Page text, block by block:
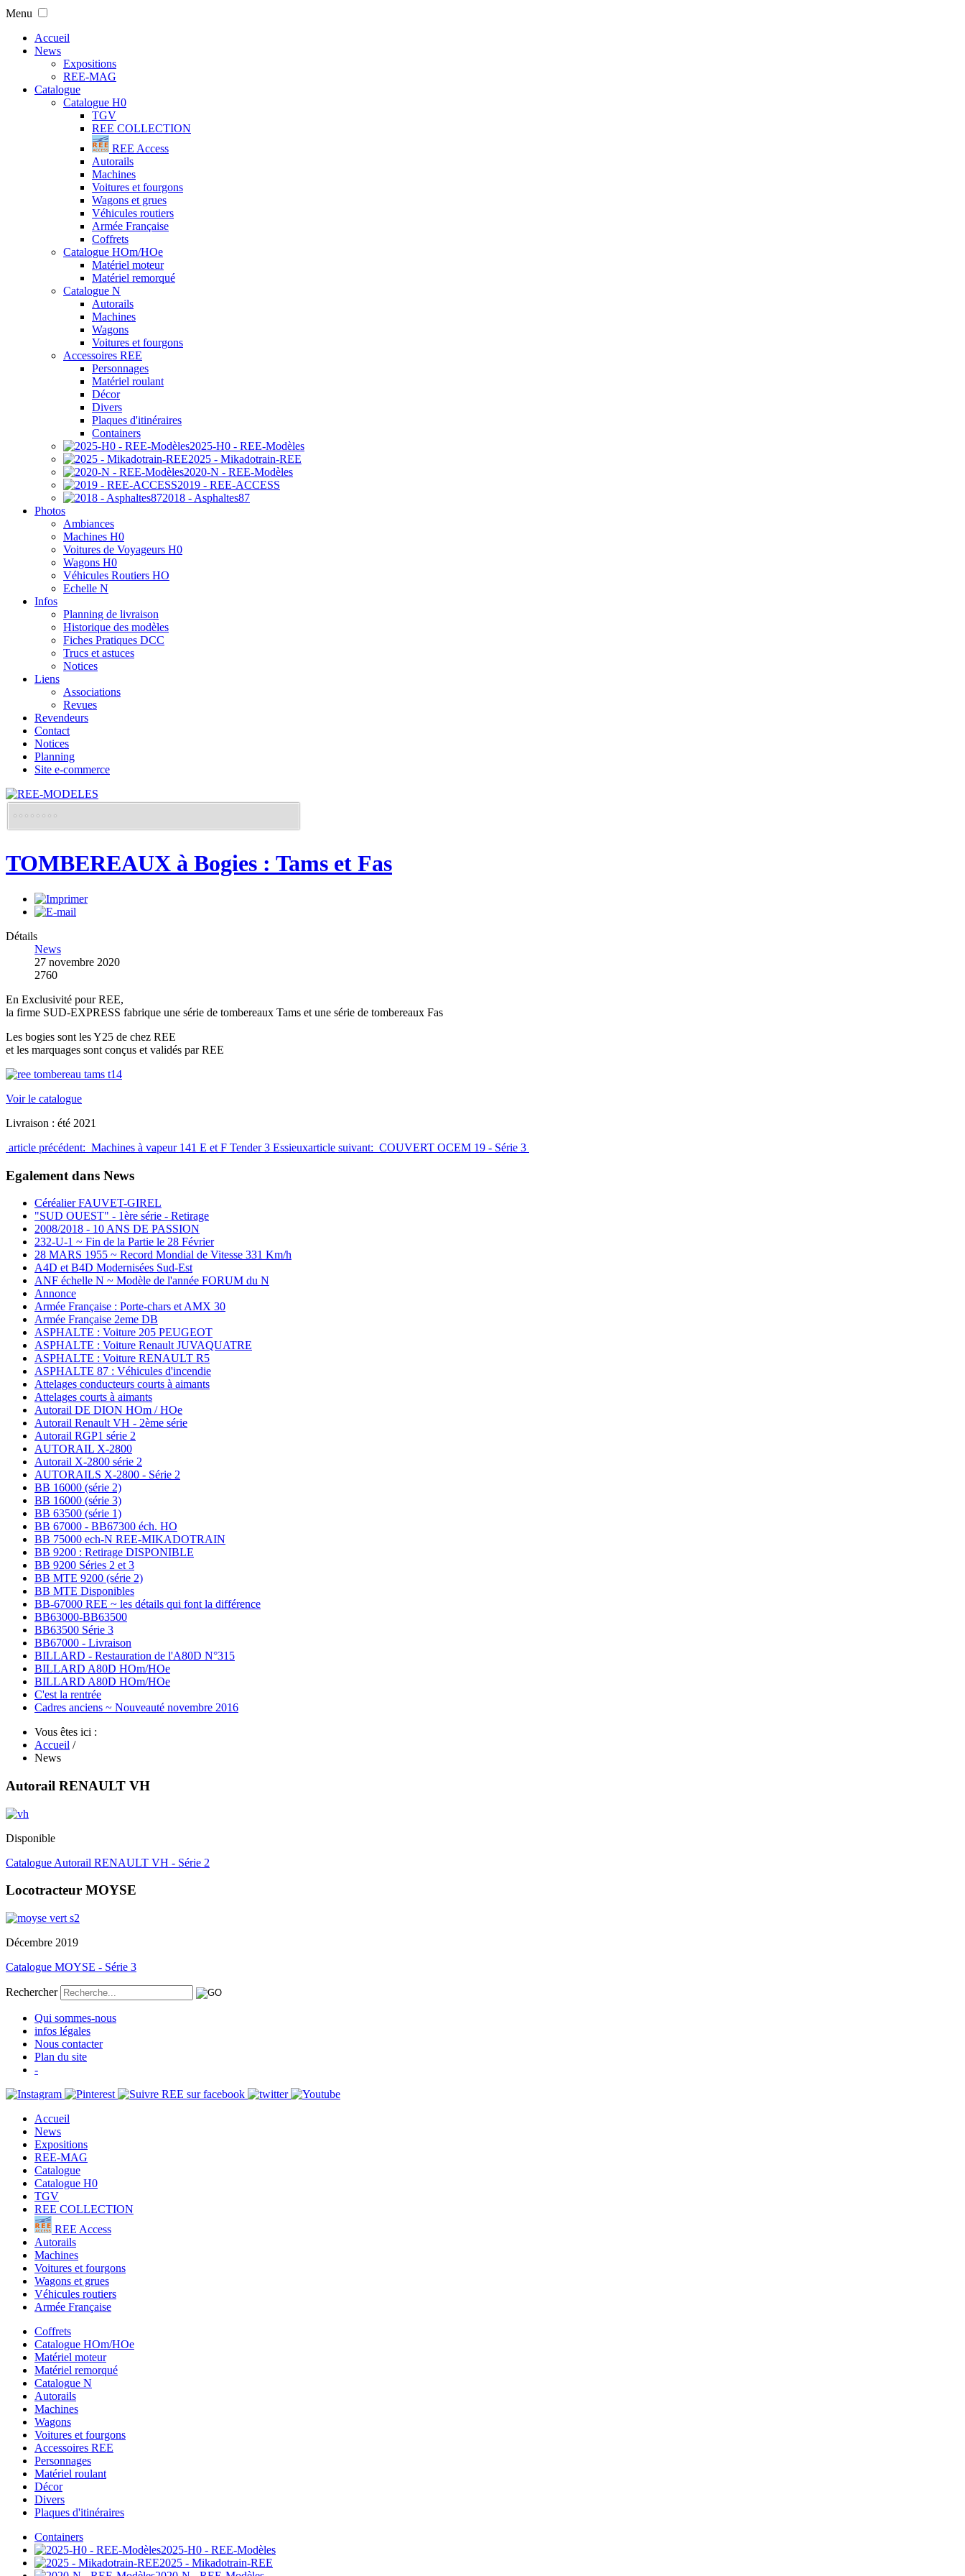
Menu
Accueil
News
Expositions
REE-MAG
Catalogue
Catalogue H0
TGV
REE COLLECTION
REE Access
Autorails
Machines
Voitures et fourgons
Wagons et grues
Véhicules routiers
Armée Française
Coffrets
Catalogue HOm/HOe
Matériel moteur
Matériel remorqué
Catalogue N
Autorails
Machines
Wagons
Voitures et fourgons
Accessoires REE
Personnages
Matériel roulant
Décor
Divers
Plaques d'itinéraires
Containers
2025-H0 - REE-Modèles
2025 - Mikadotrain-REE
2020-N - REE-Modèles
2019 - REE-ACCESS
2018 - Asphaltes87
Photos
Ambiances
Machines H0
Voitures de Voyageurs H0
Wagons H0
Véhicules Routiers HO
Echelle N
Infos
Planning de livraison
Historique des modèles
Fiches Pratiques DCC
Trucs et astuces
Notices
Liens
Associations
Revues
Revendeurs
Contact
Notices
Planning
Site e-commerce
TOMBEREAUX à Bogies : Tams et Fas
Détails
News
27 novembre 2020
2760
En Exclusivité pour REE,
la firme SUD-EXPRESS fabrique une série de tombereaux Tams et une série de tombereaux Fas
Les bogies sont les Y25 de chez REE
et les marquages sont conçus et validés par REE
Voir le catalogue
Livraison : été 2021
article précédent: Machines à vapeur 141 E et F Tender 3 Essieuxarticle suivant: COUVERT OCEM 19 - Série 3
Egalement dans News
Céréalier FAUVET-GIREL
"SUD OUEST" - 1ère série - Retirage
2008/2018 - 10 ANS DE PASSION
232-U-1 ~ Fin de la Partie le 28 Février
28 MARS 1955 ~ Record Mondial de Vitesse 331 Km/h
A4D et B4D Modernisées Sud-Est
ANF échelle N ~ Modèle de l'année FORUM du N
Annonce
Armée Française : Porte-chars et AMX 30
Armée Française 2eme DB
ASPHALTE : Voiture 205 PEUGEOT
ASPHALTE : Voiture Renault JUVAQUATRE
ASPHALTE : Voiture RENAULT R5
ASPHALTE 87 : Véhicules d'incendie
Attelages conducteurs courts à aimants
Attelages courts à aimants
Autorail DE DION HOm / HOe
Autorail Renault VH - 2ème série
Autorail RGP1 série 2
AUTORAIL X-2800
Autorail X-2800 série 2
AUTORAILS X-2800 - Série 2
BB 16000 (série 2)
BB 16000 (série 3)
BB 63500 (série 1)
BB 67000 - BB67300 éch. HO
BB 75000 ech-N REE-MIKADOTRAIN
BB 9200 : Retirage DISPONIBLE
BB 9200 Séries 2 et 3
BB MTE 9200 (série 2)
BB MTE Disponibles
BB-67000 REE ~ les détails qui font la différence
BB63000-BB63500
BB63500 Série 3
BB67000 - Livraison
BILLARD - Restauration de l'A80D N°315
BILLARD A80D HOm/HOe
BILLARD A80D HOm/HOe
C'est la rentrée
Cadres anciens ~ Nouveauté novembre 2016
Vous êtes ici :
Accueil /
News
Autorail RENAULT VH
Disponible
Catalogue Autorail RENAULT VH - Série 2
Locotracteur MOYSE
Décembre 2019
Catalogue MOYSE - Série 3
Rechercher
Qui sommes-nous
infos légales
Nous contacter
Plan du site
-
Accueil
News
Expositions
REE-MAG
Catalogue
Catalogue H0
TGV
REE COLLECTION
REE Access
Autorails
Machines
Voitures et fourgons
Wagons et grues
Véhicules routiers
Armée Française
Coffrets
Catalogue HOm/HOe
Matériel moteur
Matériel remorqué
Catalogue N
Autorails
Machines
Wagons
Voitures et fourgons
Accessoires REE
Personnages
Matériel roulant
Décor
Divers
Plaques d'itinéraires
Containers
2025-H0 - REE-Modèles
2025 - Mikadotrain-REE